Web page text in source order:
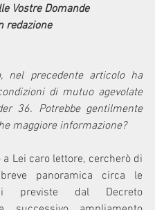
Vostre Domande
redazione
nel precedente articolo ha
di mutuo agevolate
36. Potrebbe gentilmente
maggiore informazione?
a Lei caro lettore, cercherò di
panoramica circa le
previste dal Decreto